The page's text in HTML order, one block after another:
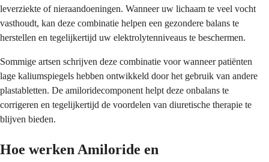
leverziekte of nieraandoeningen. Wanneer uw lichaam te veel vocht
vasthoudt, kan deze combinatie helpen een gezondere balans te
herstellen en tegelijkertijd uw elektrolytenniveaus te beschermen.
Sommige artsen schrijven deze combinatie voor wanneer patiënten
lage kaliumspiegels hebben ontwikkeld door het gebruik van andere
plastabletten. De amiloridecomponent helpt deze onbalans te
corrigeren en tegelijkertijd de voordelen van diuretische therapie te
blijven bieden.
Hoe werken Amiloride en